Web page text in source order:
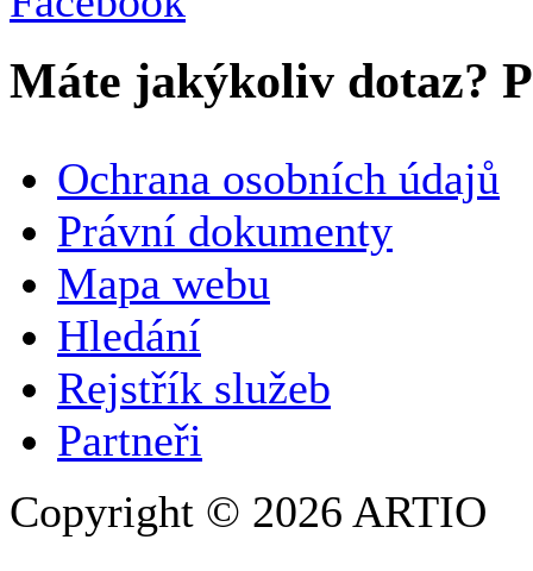
Máte jakýkoliv dotaz?
SPOLEČNOST / ORGANIZACE
E-MAILOVÁ ADRESA
TELEFON
Ochrana osobních údajů
Právní dokumenty
Mapa webu
Hledání
Rejstřík služeb
Partneři
Copyright © 2026 ARTIO